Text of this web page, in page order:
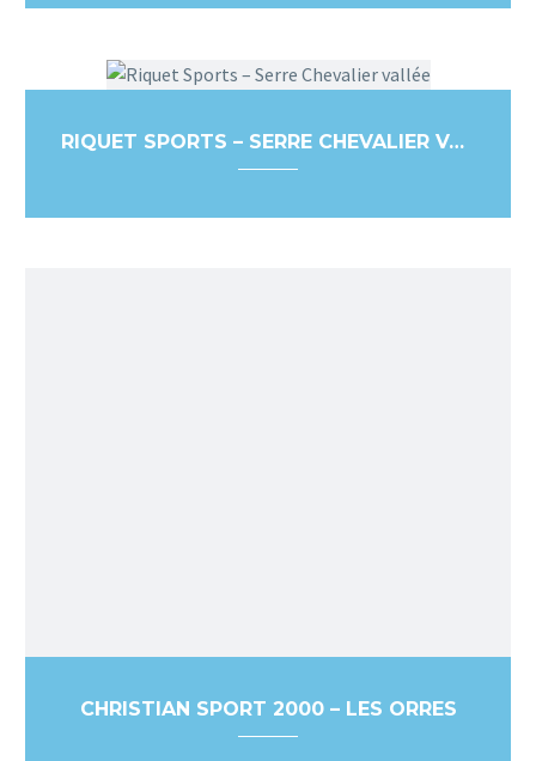
RIQUET SPORTS – SERRE CHEVALIER VALLÉE
CHRISTIAN SPORT 2000 – LES ORRES